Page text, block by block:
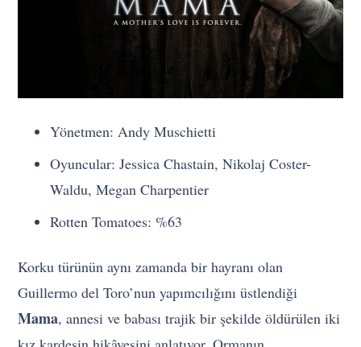
Yönetmen: Andy Muschietti
Oyuncular: Jessica Chastain, Nikolaj Coster-
Waldu, Megan Charpentier
Rotten Tomatoes: %63
Korku türünün aynı zamanda bir hayranı olan
Guillermo del Toro’nun yapımcılığını üstlendiği
Mama, annesi ve babası trajik bir şekilde öldürülen iki